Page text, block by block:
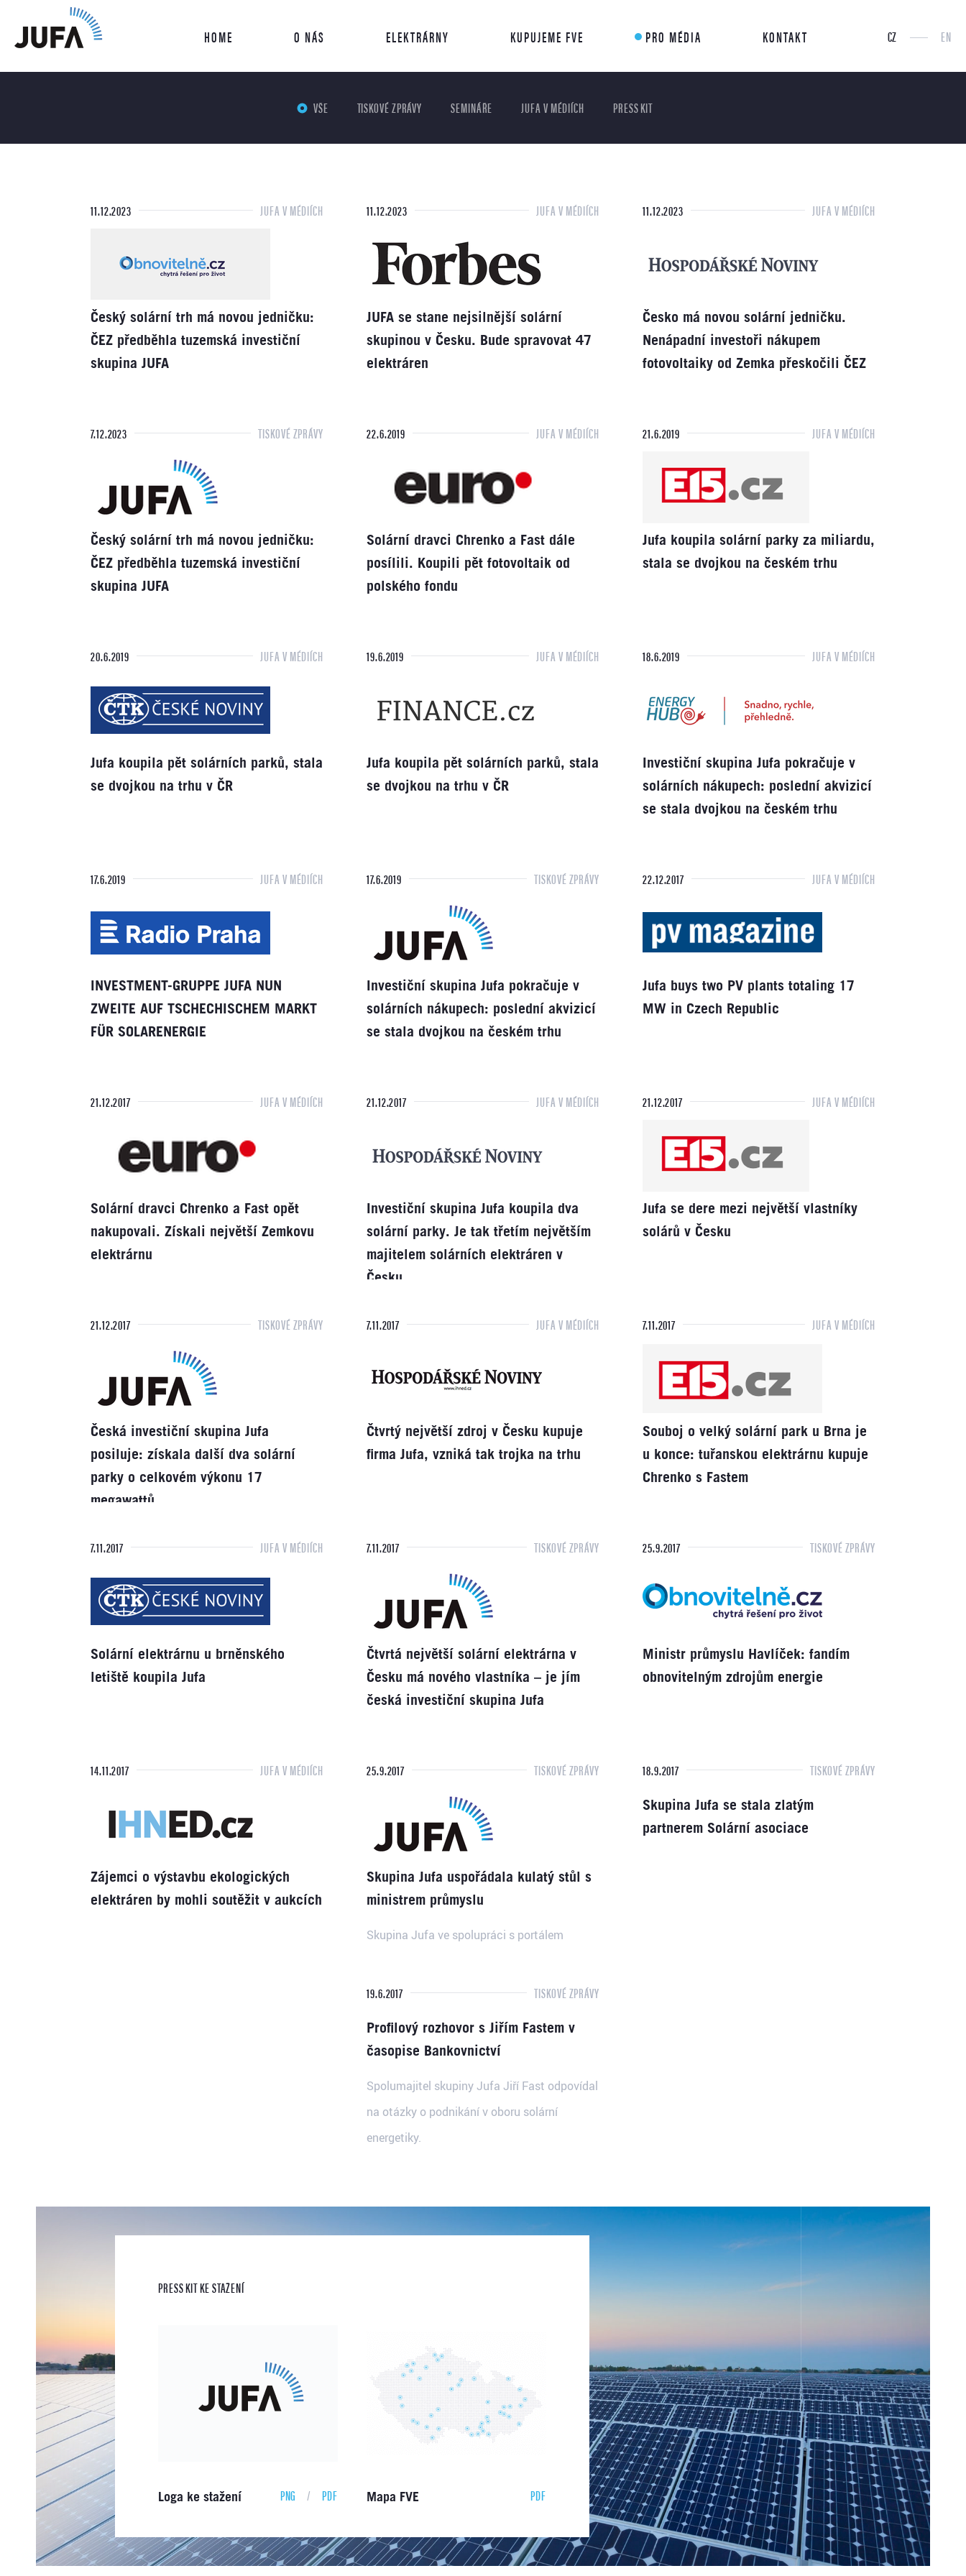
HOME O NÁS ELEKTRÁRNY KUPUJEME FVE PRO MÉDIA KONTAKT CZ EN
VŠE TISKOVÉ ZPRÁVY SEMINÁŘE JUFA V MÉDIÍCH PRESS KIT
11.12.2023 JUFA V MÉDIÍCH
Český solární trh má novou jedničku:
ČEZ předběhla tuzemská investiční
skupina JUFA
11.12.2023 JUFA V MÉDIÍCH
JUFA se stane nejsilnější solární
skupinou v Česku. Bude spravovat 47
elektráren
11.12.2023 JUFA V MÉDIÍCH
Česko má novou solární jedničku.
Nenápadní investoři nákupem
fotovoltaiky od Zemka přeskočili ČEZ
7.12.2023 TISKOVÉ ZPRÁVY
Český solární trh má novou jedničku:
ČEZ předběhla tuzemská investiční
skupina JUFA
22.6.2019 JUFA V MÉDIÍCH
Solární dravci Chrenko a Fast dále
posílili. Koupili pět fotovoltaik od
polského fondu
21.6.2019 JUFA V MÉDIÍCH
Jufa koupila solární parky za miliardu,
stala se dvojkou na českém trhu
20.6.2019 JUFA V MÉDIÍCH
Jufa koupila pět solárních parků, stala
se dvojkou na trhu v ČR
19.6.2019 JUFA V MÉDIÍCH
Jufa koupila pět solárních parků, stala
se dvojkou na trhu v ČR
18.6.2019 JUFA V MÉDIÍCH
Investiční skupina Jufa pokračuje v
solárních nákupech: poslední akvizicí
se stala dvojkou na českém trhu
17.6.2019 JUFA V MÉDIÍCH
INVESTMENT-GRUPPE JUFA NUN
ZWEITE AUF TSCHECHISCHEM MARKT
FÜR SOLARENERGIE
17.6.2019 TISKOVÉ ZPRÁVY
Investiční skupina Jufa pokračuje v
solárních nákupech: poslední akvizicí
se stala dvojkou na českém trhu
22.12.2017 JUFA V MÉDIÍCH
Jufa buys two PV plants totaling 17
MW in Czech Republic
21.12.2017 JUFA V MÉDIÍCH
Solární dravci Chrenko a Fast opět
nakupovali. Získali největší Zemkovu
elektrárnu
21.12.2017 JUFA V MÉDIÍCH
Investiční skupina Jufa koupila dva
solární parky. Je tak třetím největším
majitelem solárních elektráren v
Česku
21.12.2017 JUFA V MÉDIÍCH
Jufa se dere mezi největší vlastníky
solárů v Česku
21.12.2017 TISKOVÉ ZPRÁVY
Česká investiční skupina Jufa
posiluje: získala další dva solární
parky o celkovém výkonu 17
megawattů
7.11.2017 JUFA V MÉDIÍCH
Čtvrtý největší zdroj v Česku kupuje
firma Jufa, vzniká tak trojka na trhu
7.11.2017 JUFA V MÉDIÍCH
Souboj o velký solární park u Brna je
u konce: tuřanskou elektrárnu kupuje
Chrenko s Fastem
7.11.2017 JUFA V MÉDIÍCH
Solární elektrárnu u brněnského
letiště koupila Jufa
7.11.2017 TISKOVÉ ZPRÁVY
Čtvrtá největší solární elektrárna v
Česku má nového vlastníka – je jím
česká investiční skupina Jufa
25.9.2017 TISKOVÉ ZPRÁVY
Ministr průmyslu Havlíček: fandím
obnovitelným zdrojům energie
14.11.2017 JUFA V MÉDIÍCH
Zájemci o výstavbu ekologických
elektráren by mohli soutěžit v aukcích
25.9.2017 TISKOVÉ ZPRÁVY
Skupina Jufa uspořádala kulatý stůl s
ministrem průmyslu
Skupina Jufa ve spolupráci s portálem
18.9.2017 TISKOVÉ ZPRÁVY
Skupina Jufa se stala zlatým
partnerem Solární asociace
19.6.2017 TISKOVÉ ZPRÁVY
Profilový rozhovor s Jiřím Fastem v
časopise Bankovnictví
Spolumajitel skupiny Jufa Jiří Fast odpovídal
na otázky o podnikání v oboru solární
energetiky.
PRESS KIT KE STAŽENÍ
Loga ke stažení PNG / PDF Mapa FVE PDF